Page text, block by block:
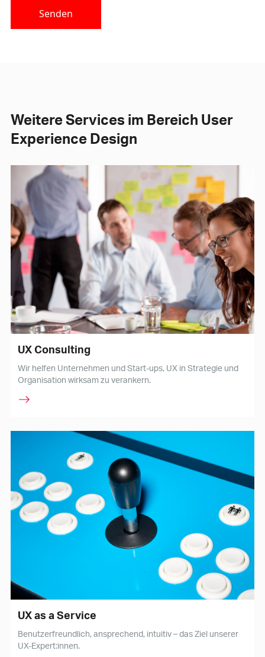
Senden
Weitere Services im Bereich User
Experience Design
UX Consulting
Wir helfen Unternehmen und Start-ups, UX in Strategie und
Organisation wirksam zu verankern.
UX as a Service
Benutzerfreundlich, ansprechend, intuitiv – das Ziel unserer
UX-Expert:innen.